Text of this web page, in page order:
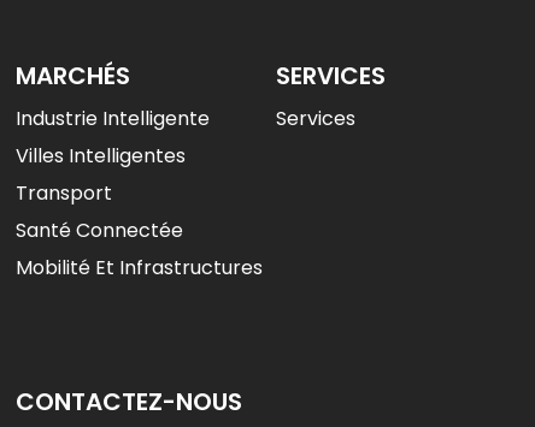
MARCHÉS
Industrie Intelligente
Villes Intelligentes
Transport
Santé Connectée
Mobilité Et Infrastructures
SERVICES
Services
CONTACTEZ-NOUS